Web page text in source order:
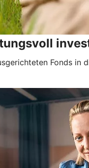
Fonds in